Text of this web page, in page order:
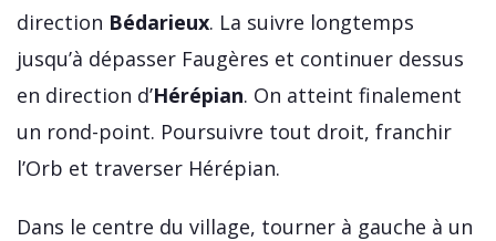
direction Bédarieux. La suivre longtemps
jusqu’à dépasser Faugères et continuer dessus
en direction d’Hérépian. On atteint finalement
un rond-point. Poursuivre tout droit, franchir
l’Orb et traverser Hérépian.
Dans le centre du village, tourner à gauche à un